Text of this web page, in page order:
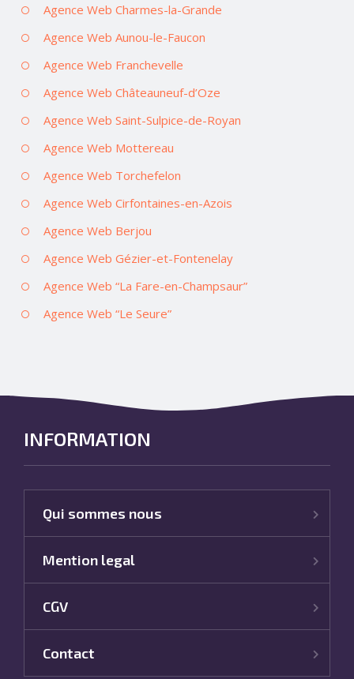
Agence Web Charmes-la-Grande
Agence Web Aunou-le-Faucon
Agence Web Franchevelle
Agence Web Châteauneuf-d’Oze
Agence Web Saint-Sulpice-de-Royan
Agence Web Mottereau
Agence Web Torchefelon
Agence Web Cirfontaines-en-Azois
Agence Web Berjou
Agence Web Gézier-et-Fontenelay
Agence Web “La Fare-en-Champsaur”
Agence Web “Le Seure”
INFORMATION
Qui sommes nous
Mention legal
CGV
Contact